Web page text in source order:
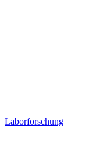
Laborforschung